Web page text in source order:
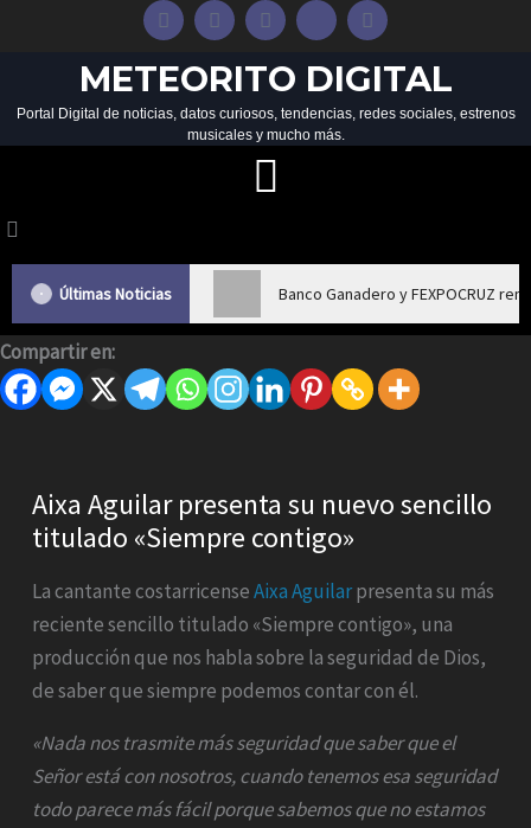
F
a
c
e
b
o
k
I
n
s
t
a
g
r
a
T
i
k
t
o
k
X
t
w
i
t
t
e
Y
o
u
t
u
b
METEORITO DIGITAL
Portal Digital de noticias, datos curiosos, tendencias, redes sociales, estrenos
musicales y mucho más.
Menu
Últimas Noticias Banco Ganadero y FEXPOCRUZ
Compartir en:
Aixa Aguilar presenta su nuevo sencillo
titulado «Siempre contigo»
La cantante costarricenseAixa Aguilarpresenta su más
reciente sencillo titulado «Siempre contigo», una
producción que nos habla sobre la seguridad de Dios,
de saber que siempre podemos contar con él.
«Nada nos trasmite más seguridad que saber que el
Señor está con nosotros, cuando tenemos esa seguridad
todo parece más fácil porque sabemos que no estamos